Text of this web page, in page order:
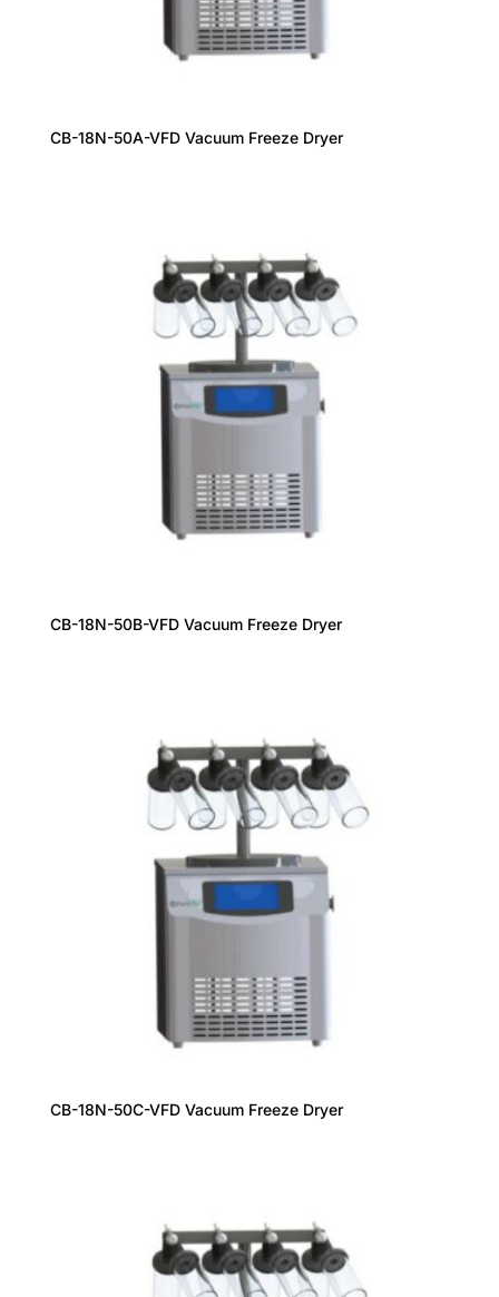
CB-18N-50A-VFD Vacuum Freeze Dryer
CB-18N-50B-VFD Vacuum Freeze Dryer
CB-18N-50C-VFD Vacuum Freeze Dryer